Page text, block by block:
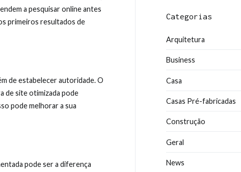
a pesquisar online antes
primeiros resultados de
de estabelecer autoridade. O
de site otimizada pode
pode melhorar a sua
pode ser a diferença
Categorias
Arquitetura
Business
Casa
Casas Pré-fabricadas
Construção
Geral
News